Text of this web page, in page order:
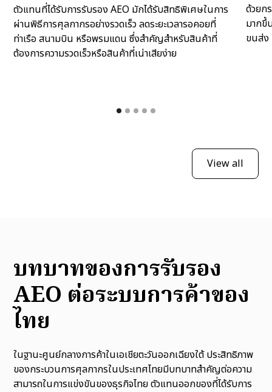
ตัวแทนที่ได้รับการรับรอง AEO มักได้รับสิทธิพิเศษในการ
ผ่านพิธีการศุลกากรอย่างรวดเร็ว ลดระยะเวลารอคอยที่
ท่าเรือ สนามบิน หรือพรมแดน ซึ่งสำคัญสำหรับสินค้าที่
ต้องการความรวดเร็วหรือสินค้าที่เน่าเสียง่าย
ด้วยก
มากขึ้
ขนส่ง
View all
บทบาทของการรับรอง
AEO ต่อระบบการค้าของ
ไทย
ในฐานะศูนย์กลางการค้าในเอเชียตะวันออกเฉียงใต้ ประสิทธิภาพ
ของกระบวนการศุลกากรในประเทศไทยมีบทบาทสำคัญต่อความ
สามารถในการแข่งขันของธุรกิจไทย ตัวแทนออกของที่ได้รับการ